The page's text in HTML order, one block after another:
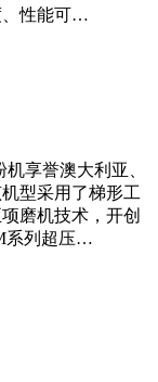
、性能可…
享誉澳大利亚、
型采用了梯形工
磨机技术，开创
系列超压…